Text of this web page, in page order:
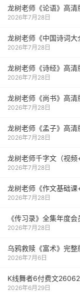
龙树老师《论语》高清
2026年7月28日
龙树老师《中国诗词
2026年7月28日
龙树老师《诗经》高清
2026年7月28日
龙树老师《尚书》高清
2026年7月28日
龙树老师《孟子》高清
2026年7月28日
龙树老师千字文（视频
2026年7月28日
龙树老师《作文基础课
2026年7月28日
《传习录》全集年度会
2026年7月28日
乌鸦救赎《富术》完整
2026年7月6日
K线舞者6付费文
2026年6月29日